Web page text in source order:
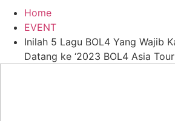
Home
EVENT
Inilah 5 Lagu BOL4 Yang Wajib
Datang ke ‘2023 BOL4 Asia